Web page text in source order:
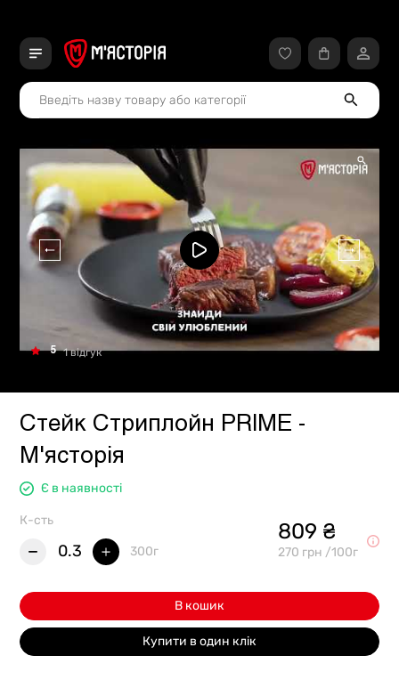
5 1 відгук
Стейк Стриплойн PRIME -
М'ясторія
Є в наявності
К-сть
0.3 300г
809 ₴
270 грн /100г
В кошик
Купити в один клік